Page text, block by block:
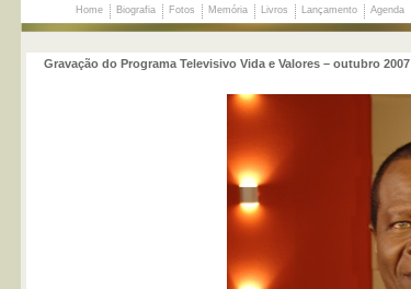
Home Biografia Fotos Memória Livros Lançamento Agenda
Gravação do Programa Televisivo Vida e Valores – outubro 2007